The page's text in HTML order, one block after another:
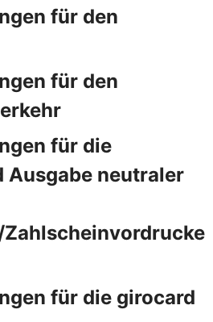
für den
für den
für die
Ausgabe neutraler
für die girocard